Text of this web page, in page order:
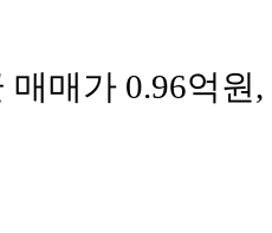
매매가 0.96억